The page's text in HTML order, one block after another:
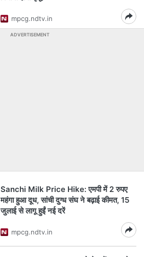
mpcg.ndtv.in
ADVERTISEMENT
Sanchi Milk Price Hike: एमपी में 2 रुपए
महंगा हुआ दूध, सांची दुग्ध संघ ने बढ़ाई कीमत, 15
जुलाई से लागू हुईं नई दरें
mpcg.ndtv.in